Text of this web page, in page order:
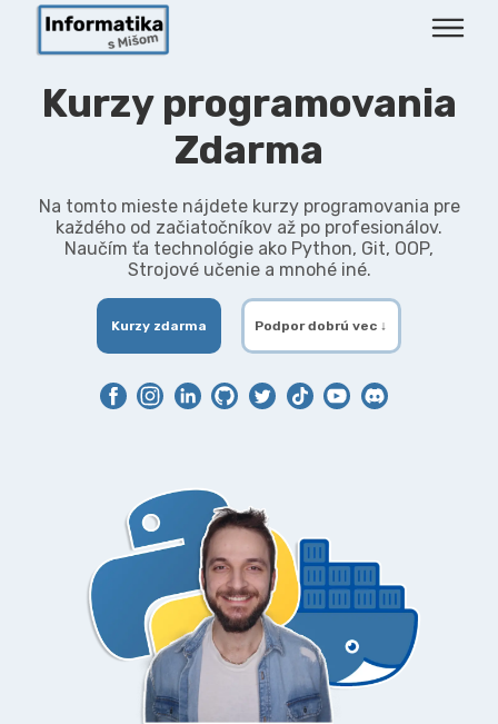
Kurzy programovania
Zdarma
Na tomto mieste nájdete kurzy programovania pre
každého od začiatočníkov až po profesionálov.
Naučím ťa technológie ako Python, Git, OOP,
Strojové učenie a mnohé iné.
Kurzy zdarma Podpor dobrú vec ↓